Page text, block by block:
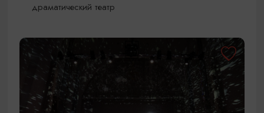
драматический театр